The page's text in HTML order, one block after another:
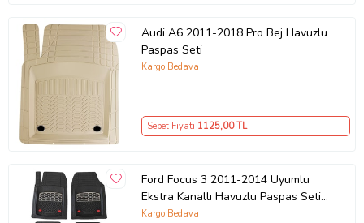
Audi A6 2011-2018 Pro Bej Havuzlu
Paspas Seti
Kargo Bedava
Sepet Fiyatı 1125,00 TL
Ford Focus 3 2011-2014 Uyumlu
Ekstra Kanallı Havuzlu Paspas Seti
Krom Gümüş 4D
Kargo Bedava